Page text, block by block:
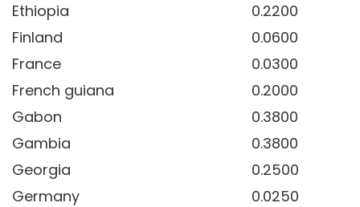
Ethiopia
0.2200
Finland
0.0600
France
0.0300
French guiana
0.2000
Gabon
0.3800
Gambia
0.3800
Georgia
0.2500
Germany
0.0250